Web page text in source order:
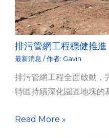
排污管網工程穩健推
最新消息 / 作者: Gavin
排污管網工程全面啟動，
特區持續深化園區地塊的
Read More »